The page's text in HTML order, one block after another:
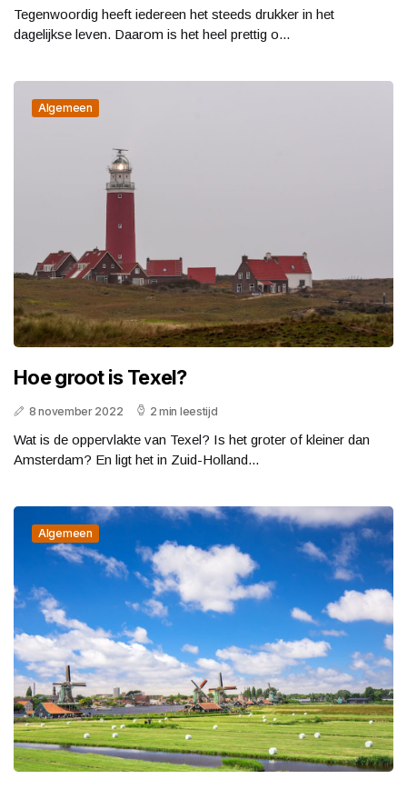
Tegenwoordig heeft iedereen het steeds drukker in het
dagelijkse leven. Daarom is het heel prettig o...
Algemeen
Hoe groot is Texel?
8 november 2022 2 min leestijd
Wat is de oppervlakte van Texel? Is het groter of kleiner dan
Amsterdam? En ligt het in Zuid-Holland...
Algemeen